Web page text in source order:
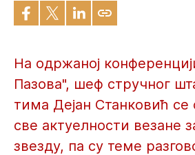
На одржаној
Пазова", шеф стручног
тима Дејан Станковић се
све актуелности везане
звезду, па су теме